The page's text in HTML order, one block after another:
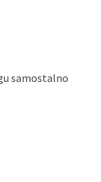
samostalno